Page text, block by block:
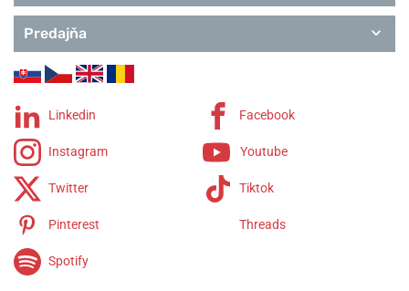
Predajňa
Linkedin Facebook
Instagram Youtube
Twitter Tiktok
Pinterest Threads
Spotify